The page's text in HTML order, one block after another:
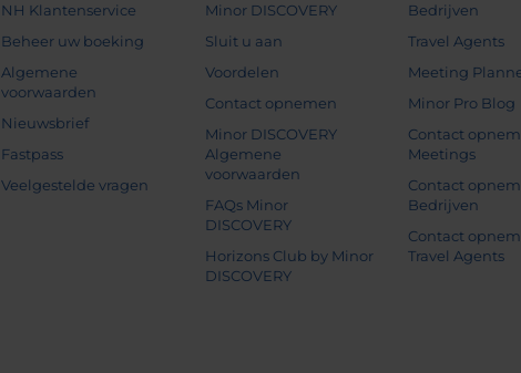
NH Klantenservice
Beheer uw boeking
Algemene
voorwaarden
Nieuwsbrief
Fastpass
Veelgestelde vragen
Minor DISCOVERY
Sluit u aan
Voordelen
Contact opnemen
Minor DISCOVERY
Algemene
voorwaarden
FAQs Minor
DISCOVERY
Horizons Club by Minor
DISCOVERY
Bedrijven
Travel Agents
Meeting
Minor Pro Blog
Contact
Meetings
Contact
Bedrijven
Contact
Travel Agents